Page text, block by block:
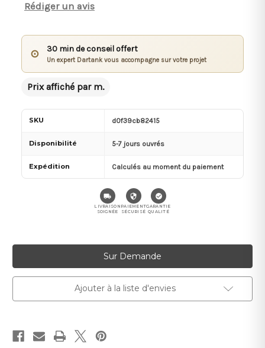
Rédiger un avis
⊙ 30 min de conseil offert
Un expert Dartank vous accompagne sur votre projet
Prix affiché par m.
SKU d0f39cb82415
Disponibilité 5-7 jours ouvrés
Expédition Calculés au moment du paiement
LIVRAISON
SOIGNÉE
PAIEMENT
SÉCURISÉ
GARANTIE
QUALITÉ
Sur Demande
Ajouter à la liste d'envies